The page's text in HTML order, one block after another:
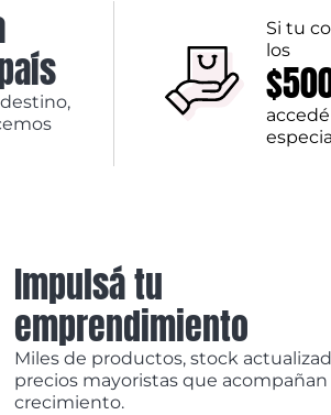
Si tu
los
Impulsá tu
emprendimiento
Miles de productos, stock
precios mayoristas que
crecimiento.